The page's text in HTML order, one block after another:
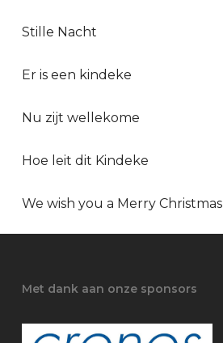
Stille Nacht
Er is een kindeke
Nu zijt wellekome
Hoe leit dit Kindeke
We wish you a Merry Christmas
Met dank aan onze sponsors